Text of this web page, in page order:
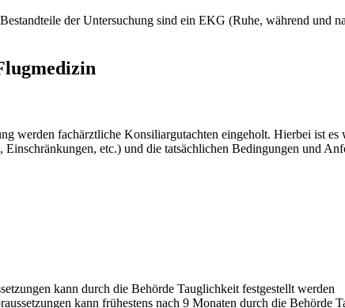
der Untersuchung sind ein EKG (Ruhe, während und
werden fachärztliche Konsiliargutachten eingeholt. Hierbei ist es
etc.) und die tatsächlichen Bedingungen und
kann durch die Behörde Tauglichkeit festgestellt werden
kann frühestens nach 9 Monaten durch die Behörde